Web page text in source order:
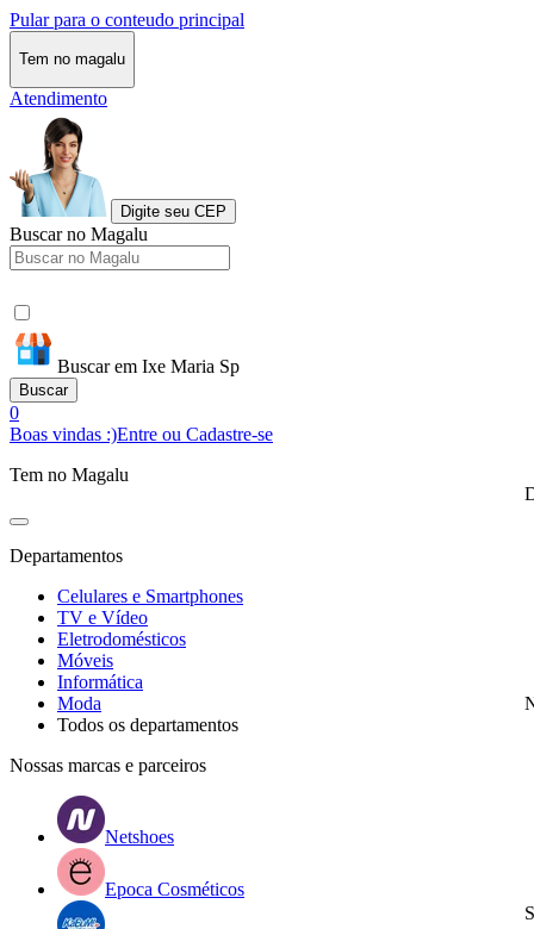
Pular para o conteudo principal
Tem no magalu
Atendimento
Digite seu CEP
Buscar no Magalu
Buscar em Ixe Maria Sp
Buscar
0
Boas vindas :)Entre ou Cadastre-se
Tem no Magalu
Departamentos
Celulares e Smartphones
TV e Vídeo
Eletrodomésticos
Móveis
Informática
Moda
Todos os departamentos
Nossas marcas e parceiros
Netshoes
Epoca Cosméticos